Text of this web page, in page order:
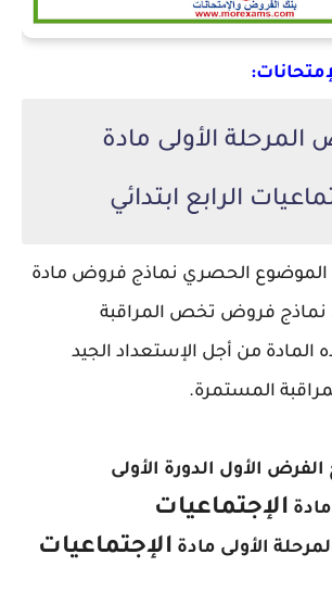
الأولى مادة
الرابع ابتدائي
الموضوع الحصري نماذج فروض مادة
نماذج فروض تخص المراقبة
من أجل الإستعداد الجيد
المستمرة.
الفرض الأول الدورة الأولى
مادة الإجتماعيات
الأولى مادة الإجتماعيات